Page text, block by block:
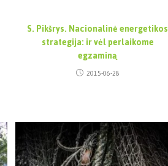
S. Pikšrys. Nacionalinė energetikos
strategija: ir vėl perlaikome
egzaminą
2015-06-28